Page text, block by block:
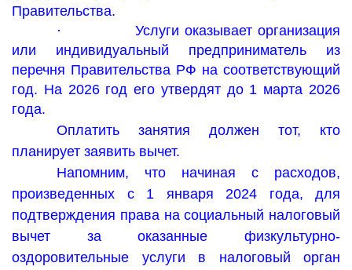
Правительства.
·
Услуги оказывает организация
или индивидуальный предприниматель из
перечня Правительства РФ на соответствующий
год. На 2026 год его утвердят до 1 марта 2026
года.
Оплатить занятия должен тот, кто
планирует заявить вычет.
Напомним, что начиная с расходов,
произведенных с 1 января 2024 года, для
подтверждения права на социальный налоговый
вычет за оказанные физкультурно-
оздоровительные услуги в налоговый орган